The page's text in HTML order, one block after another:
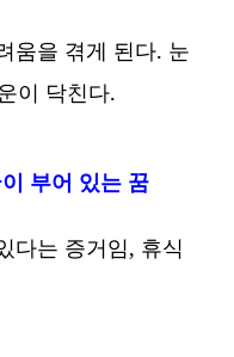
움을 겪게 된다. 눈
이 닥친다.
부어 있는 꿈
다는 증거임, 휴식